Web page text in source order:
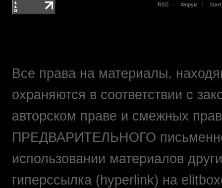
RSS Форум
Все права на материалы,
охраняются в соответствии с
авторском праве и смежных
ПРЕДВАРИТЕЛЬНОГО
использовании материалов
гиперссылка (hyperlink) на